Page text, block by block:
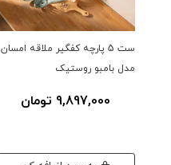
ست 5 پارچه کفگیر ملاقه امسان
مدل بامبو روستیک
9,897,000 تومان